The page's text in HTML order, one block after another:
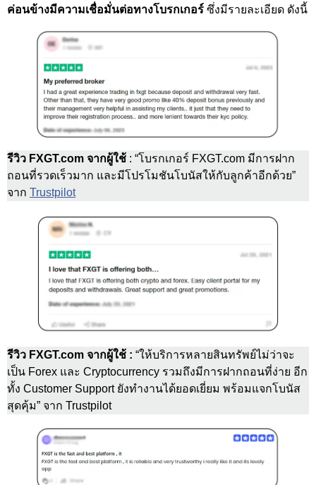
ค่อนข้างมีความเชื่อมั่นต่อทางโบรกเกอร์ ซึ่งมีรายละเอียด ดังนี้
รีวิว FXGT.com จากผู้ใช้ : “โบรกเกอร์ FXGT.com มีการฝาก
ถอนที่รวดเร็วมาก และมีโปรโมชันโบนัสให้กับลูกค้าอีกด้วย”
จาก Trustpilot
รีวิว FXGT.com จากผู้ใช้ : “ให้บริการหลายสินทรัพย์ไม่ว่าจะ
เป็น Forex และ Cryptocurrency รวมถึงมีการฝากถอนที่ง่าย อีก
ทั้ง Customer Support ยังทำงานได้ยอดเยี่ยม พร้อมแจกโบนัส
สุดคุ้ม” จาก Trustpilot